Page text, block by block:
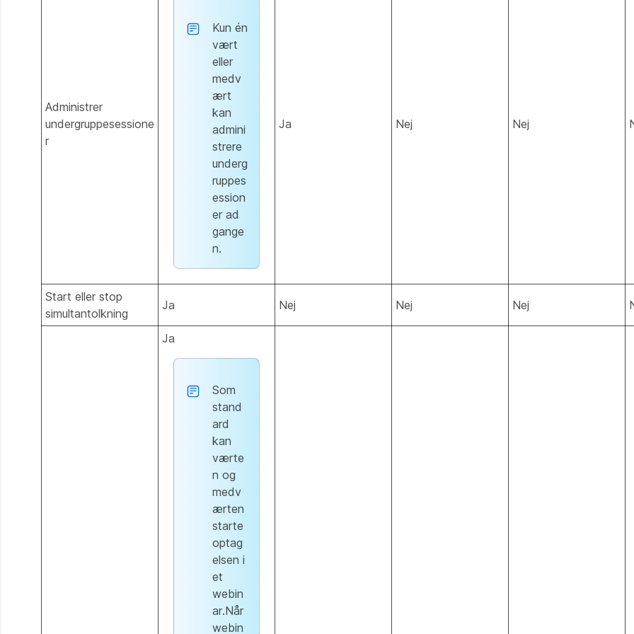
Administrer
undergruppesessione
r
Kun én
vært
eller
medv
ært
kan
admini
strere
underg
ruppes
ession
er ad
gange
n.
Ja Nej Nej
Start eller stop
simultantolkning
Ja Nej Nej Nej
Ja
Som
stand
ard
kan
værte
n og
medv
ærten
starte
optag
elsen i
et
webin
ar.Når
webin